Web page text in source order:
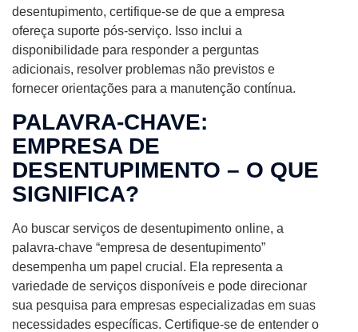
desentupimento, certifique-se de que a empresa
ofereça suporte pós-serviço. Isso inclui a
disponibilidade para responder a perguntas
adicionais, resolver problemas não previstos e
fornecer orientações para a manutenção contínua.
PALAVRA-CHAVE:
EMPRESA DE
DESENTUPIMENTO – O QUE
SIGNIFICA?
Ao buscar serviços de desentupimento online, a
palavra-chave “empresa de desentupimento”
desempenha um papel crucial. Ela representa a
variedade de serviços disponíveis e pode direcionar
sua pesquisa para empresas especializadas em suas
necessidades específicas. Certifique-se de entender o